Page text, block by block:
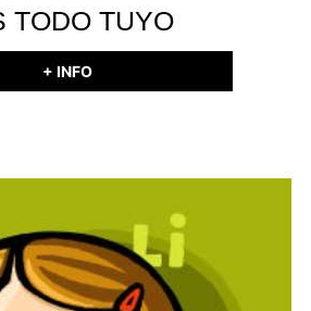
TODO TUYO
+ INFO